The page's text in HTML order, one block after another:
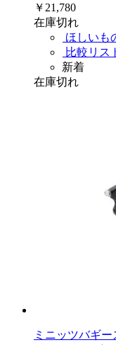
￥21,780
在庫切れ
ほしいも
比較リス
新着
在庫切れ
ミニッツバギ